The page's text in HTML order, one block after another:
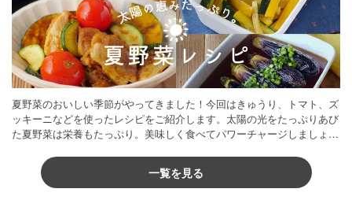
夏野菜のおいしい季節がやってきました！今回はきゅうり、トマト、ズ
ッキーニなどを使ったレシピをご紹介します。太陽の光をたっぷりあび
た夏野菜は栄養もたっぷり。美味しく食べてパワーチャージしましょう
一覧を見る